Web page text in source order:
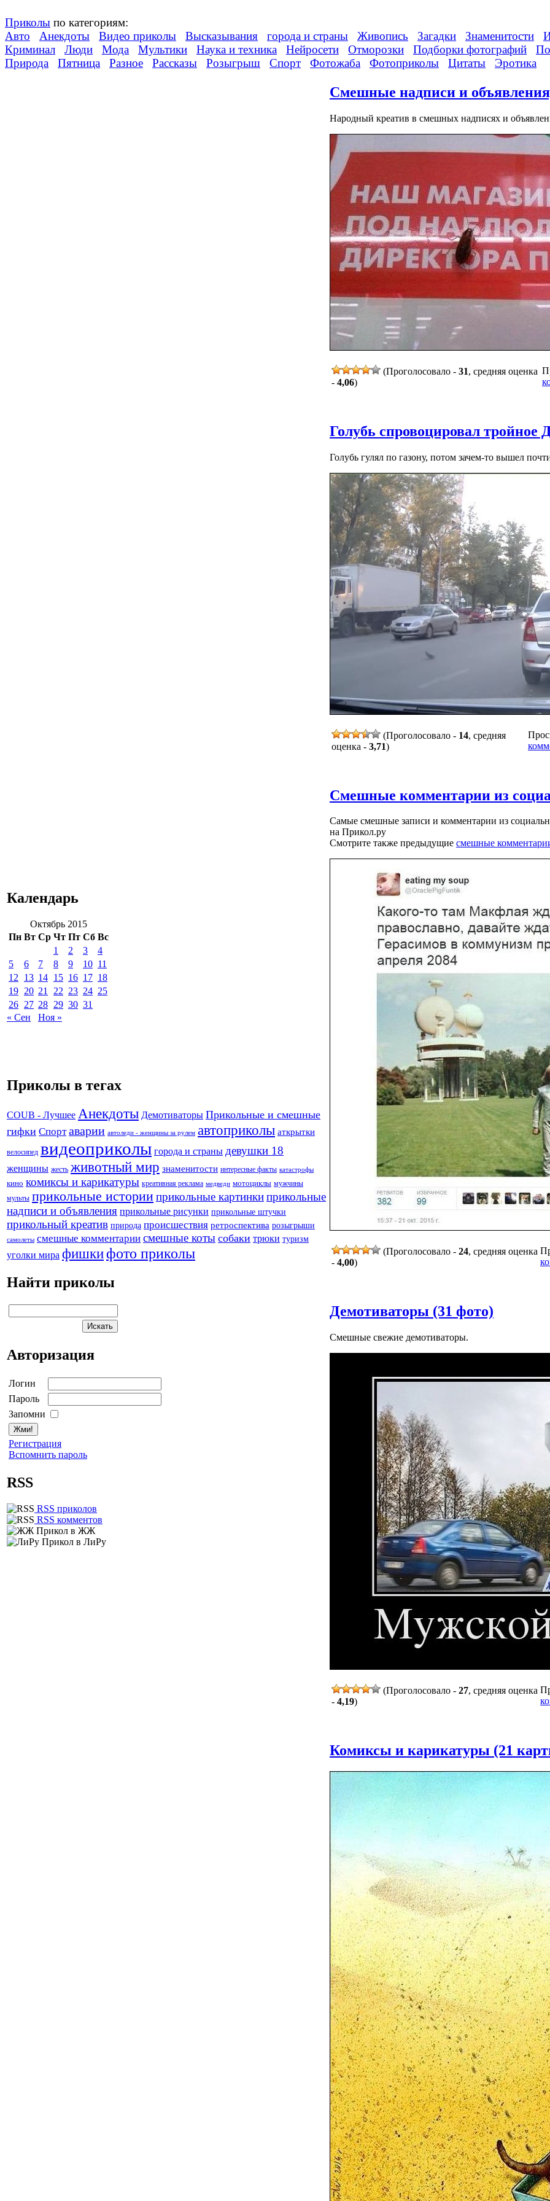
Приколы по категориям:
Авто
Анекдоты Видео приколы Высказывания города и страны Живопись Загадки Знаменитости
Криминал
Люди Мода Мультики Наука и техника Нейросети Отморозки Подборки фотографий
Природа
Пятница Разное Рассказы Розыгрыш Спорт Фотожаба Фотоприколы Цитаты Эротика
Календарь
Октябрь 2015
Пн Вт Ср Чт Пт Сб Вс
1
2 3
4
5
6 7 8 9 10 11
12
13 14 15 16 17 18
19 20 21 22 23 24 25
26 27 28 29 30 31
« Сен
Ноя »
Приколы в тегах
COUB - Лучшее Анекдоты Демотиваторы Прикольные и смешные
гифки Спорт аварии автоледи - женщины за рулем автоприколы аткрытки
велосипед видеоприколы города и страны девушки 18
женщины жесть животный мир знаменитости интересные факты катастрофы
кино комиксы и карикатуры креативная реклама медведи мотоциклы мужчины
мульты прикольные историиприкольные картинкиприкольные
надписи и объявления прикольные рисунки прикольные штучки
прикольный креатив природа происшествия ретроспектива розыгрыши
самолеты смешные комментарии смешные коты собаки трюки туризм
уголки мира фишкифото приколы
Найти приколы
Авторизация
Логин
Пароль
Запомни
Регистрация
Вспомнить пароль
RSS
RSS приколов
RSS комментов
Прикол в ЖЖ
Прикол в ЛиРу
Смешные надписи и
Народный креатив в смешных надписях и
(Проголосовало - 31, средняя оценка
- 4,06)
Голубь спровоцировал тройное
Голубь гулял по газону, потом зачем-то вышел
(Проголосовало - 14, средняя
оценка - 3,71)
Смешные комментарии из
Самые смешные записи и комментарии из
на Прикол.ру
Смотрите также предыдущие смешные
(Проголосовало - 24, средняя оценка
- 4,00)
Демотиваторы (31 фото)
Смешные свежие демотиваторы.
(Проголосовало - 27, средняя оценка
- 4,19)
Комиксы и карикатуры (21